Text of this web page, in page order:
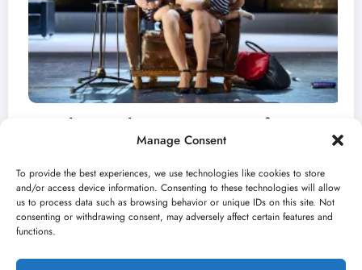
Manage Consent
To provide the best experiences, we use technologies like cookies to store
and/or access device information. Consenting to these technologies will allow
us to process data such as browsing behavior or unique IDs on this site. Not
consenting or withdrawing consent, may adversely affect certain features and
functions.
otvara 59. Bitef u
kišobran